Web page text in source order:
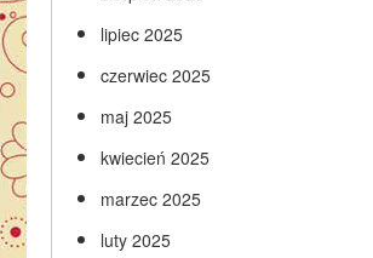
lipiec 2025
czerwiec 2025
maj 2025
kwiecień 2025
marzec 2025
luty 2025